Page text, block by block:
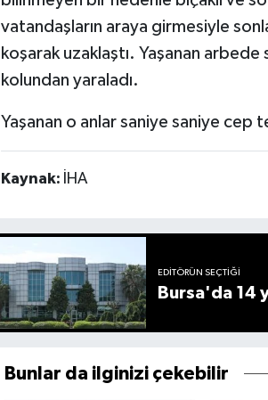
vatandaşların araya girmesiyle
koşarak uzaklaştı. Yaşanan arbede
kolundan yaraladı.
Yaşanan o anlar saniye saniye cep
Kaynak: İHA
EDITÖRÜN SEÇTIĞI
Bursa'da 14
Bunlar da ilginizi çekebilir